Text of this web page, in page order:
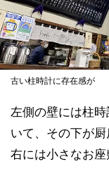
古い柱時計に存在感が
左側の壁には柱
いて、その下が
右には小さなお座